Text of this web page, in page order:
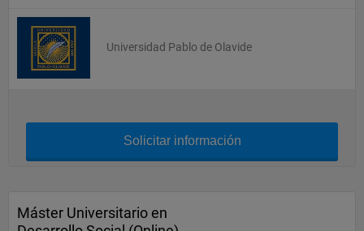
Universidad Pablo de Olavide
Solicitar información
Máster Universitario en